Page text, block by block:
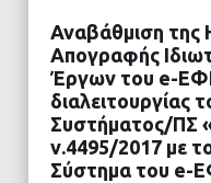
Αναβάθμιση της
Απογραφής
Έργων του e-
διαλειτουργίας
Συστήματος/ΠΣ
ν.4495/2017 με
Σύστημα του e-